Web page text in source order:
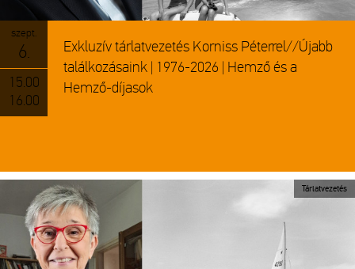
szept.
6.
15.00
16.00
Exkluzív tárlatvezetés Korniss Péterrel//Újabb
találkozásaink | 1976-2026 | Hemző és a
Hemző-díjasok
Tárlatvezetés